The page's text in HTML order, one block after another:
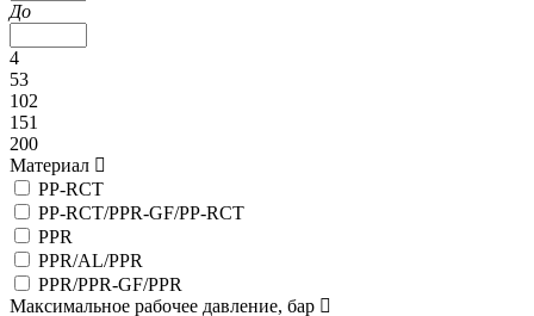
До
4
53
102
151
200
Материал
PP-RCT
PP-RCT/PPR-GF/PP-RCT
PPR
PPR/AL/PPR
PPR/PPR-GF/PPR
Максимальное рабочее давление, бар